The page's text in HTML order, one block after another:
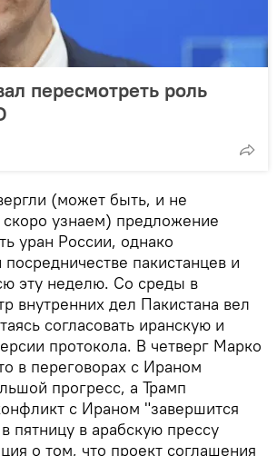
пересмотреть роль
(может быть, и не
узнаем) предложение
уран России, однако
пакистанцев и
эту неделю. Со среды в
внутренних дел Пакистана вел
согласовать иранскую и
протокола. В четверг Марко
в переговорах с Ираном
прогресс, а Трамп
с Ираном "завершится
пятницу в арабскую прессу
о том, что проект соглашения